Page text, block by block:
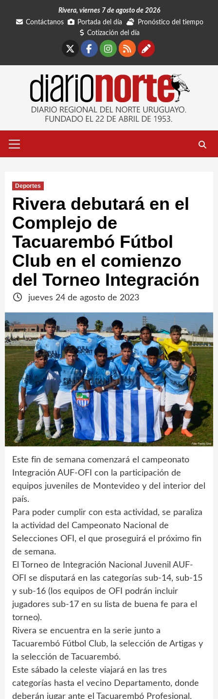
Rivera, viernes 7 de agosto de 2026
Contáctanos
Portada del día
Pronóstico del tiempo
Cotización del día
Facebook
Instagram
RSSContáctanos
primario
Deportes
Rivera debutará en el
Complejo de
Tacuarembó Fútbol
Club en el comienzo
del Torneo Integración
jueves 24 de agosto de 2023
Este fin de semana comenzará el campeonato
Integración AUF-OFI con la participación de
equipos juveniles de Montevideo y del interior del
país.
Para poder cumplir con esta actividad, se paraliza
la actividad del Campeonato Nacional de
Selecciones OFI, el que proseguirá el próximo fin
de semana.
El Torneo de Integración Nacional Juvenil AUF-
OFI se disputará en las categorías sub-14, sub-15
y sub-16 (los equipos de OFI podrán incluir
jugadores sub-17 en su lista de buena fe para el
torneo).
Rivera se encuentra en la serie junto a
Tacuarembó Fútbol Club, la selección de Artigas y
la selección de Tacuarembó.
Este sábado la celeste viajará en las tres
categorías hasta el vecino Departamento, donde
deberán jugar ante el Tacuarembó Profesional.